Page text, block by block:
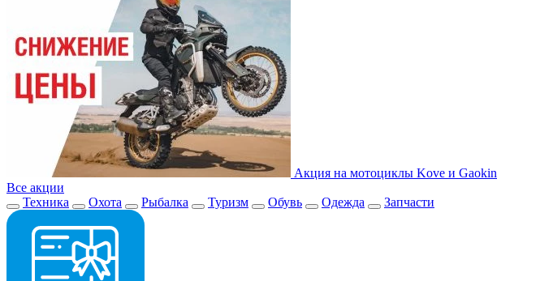
Акция на мотоциклы Kove и Gaokin
Все акции
Техника
Охота Рыбалка Туризм Обувь Одежда Запчасти